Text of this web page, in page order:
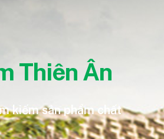
Thiên Ân
kiếm sản phẩm chất